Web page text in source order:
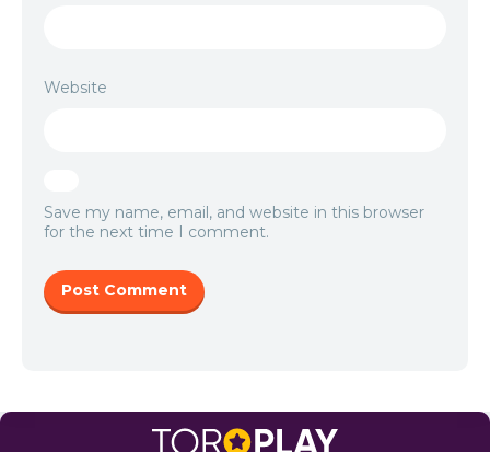
Website
Save my name, email, and website in this browser
for the next time I comment.